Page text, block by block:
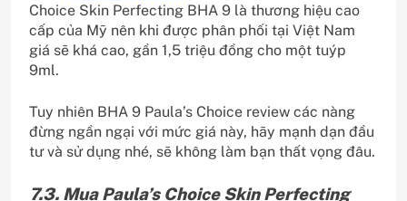
Choice Skin Perfecting BHA 9 là thương hiệu cao
cấp của Mỹ nên khi được phân phối tại Việt Nam
giá sẽ khá cao, gần 1,5 triệu đồng cho một tuýp
9ml.
Tuy nhiên BHA 9 Paula’s Choice review các nàng
đừng ngần ngại với mức giá này, hãy mạnh dạn đầu
tư và sử dụng nhé, sẽ không làm bạn thất vọng đâu.
7.3. Mua Paula’s Choice Skin Perfecting